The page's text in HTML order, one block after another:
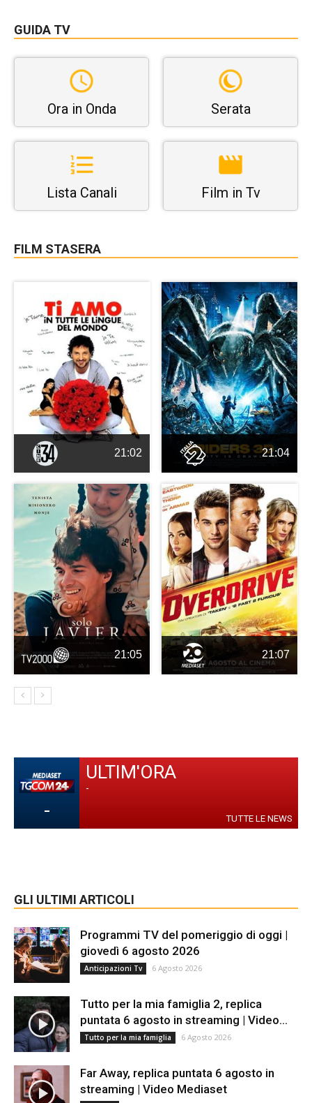
GUIDA TV
Ora in Onda Serata
Lista Canali Film in Tv
FILM STASERA
21:02 21:04
21:05 21:07
-
ULTIM'ORA
-
TUTTE LE NEWS
GLI ULTIMI ARTICOLI
Programmi TV del pomeriggio di oggi |
giovedì 6 agosto 2026
Anticipazioni Tv 6 Agosto 2026
Tutto per la mia famiglia 2, replica
puntata 6 agosto in streaming | Video...
Tutto per la mia famiglia 6 Agosto 2026
Far Away, replica puntata 6 agosto in
streaming | Video Mediaset